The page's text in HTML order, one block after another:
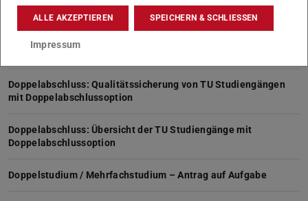
Dokumentation Arbeitszeit studentische Hilfskräfte
Stand: 10/2025
Dokumentation-Zugang-Online-Bestellsystem
Doppelabschluss: Qualitätssicherung von TU Studiengängen
mit Doppelabschlussoption
Doppelabschluss: Übersicht der TU Studiengänge mit
Doppelabschlussoption
Doppelstudium / Mehrfachstudium – Antrag auf Aufgabe
ALLE AKZEPTIEREN SPEICHERN & SCHLIESSEN
Impressum